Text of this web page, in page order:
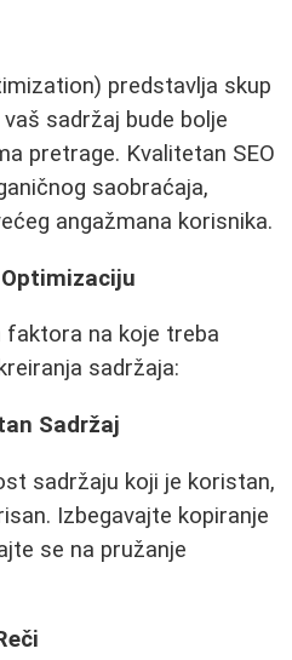
predstavlja skup
sadržaj bude bolje
pretrage. Kvalitetan SEO
saobraćaja,
angažmana korisnika.
faktora na koje treba
sadržaja:
Sadržaj
sadržaju koji je koristan,
Izbegavajte kopiranje
se na pružanje